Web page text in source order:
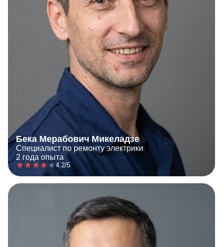
Бека Мерабович Микеладзе
Специалист по ремонту электрики
2 года опыта
4.2/5